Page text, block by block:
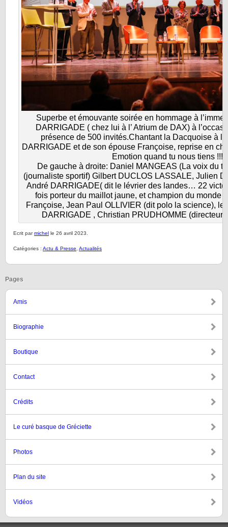
Superbe et émouvante soirée en hommage à
DARRIGADE ( chez lui à l’ Atrium de DAX) à
présence de 500 invités.Chantant la Dacquoise à
DARRIGADE et de son épouse Françoise, reprise en
Emotion quand tu nous tiens !!!
De gauche à droite: Daniel MANGEAS (La voix du
(journaliste sportif) Gilbert DUCLOS LASSALE, Julien
André DARRIGADE( dit le lévrier des landes… 22
fois porteur du maillot jaune, et champion du monde
Françoise, Jean Paul OLLIVIER (dit polo la science),
DARRIGADE , Christian PRUDHOMME (directeur
Ecrit parmichel le 26 avril 2023.
Catégories : Actu & Presse Actualités
Pages
Amis
Biographie
Boutique
Contact
Crédits
Le curé basque de Gréciette
Photos
Plan du site
Vidéos